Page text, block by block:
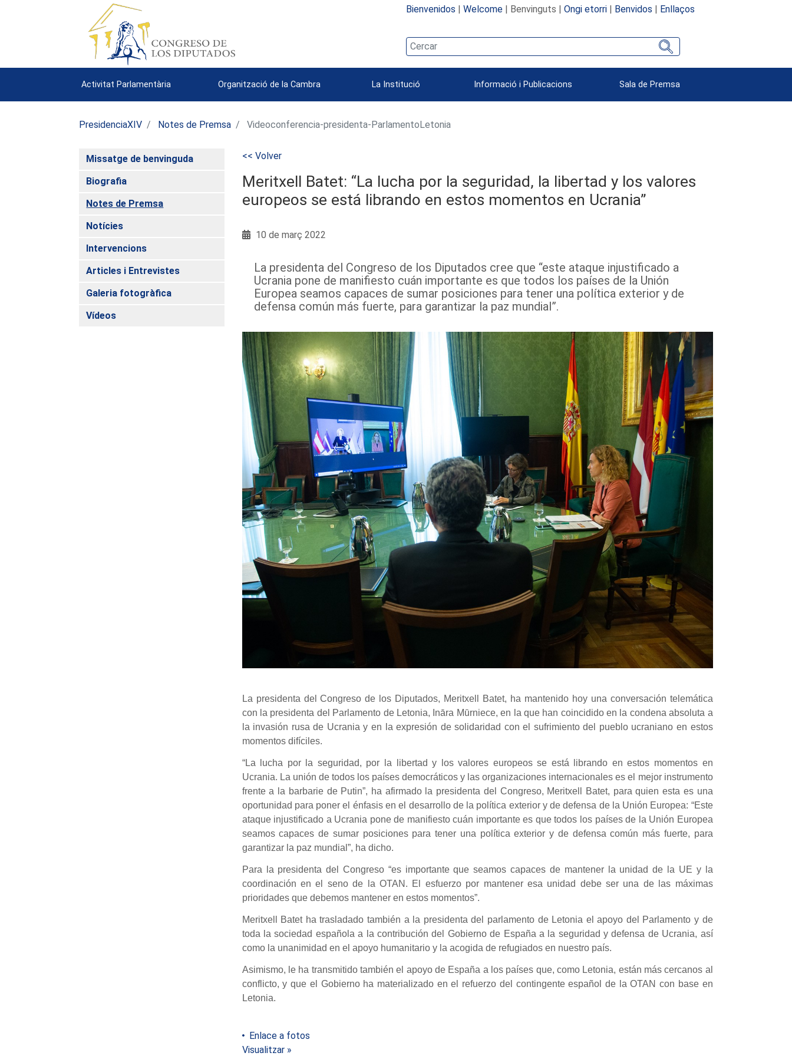
Bienvenidos | Welcome| Benvinguts | Ongi etorri| Benvidos | Enllaços
Activitat Parlamentària Organització de la Cambra La Institució Informació i Publicacions Sala de Premsa
PresidenciaXIV Notes de Premsa Videoconferencia-presidenta-ParlamentoLetonia
Missatge de benvinguda
Biografia
Notes de Premsa
Notícies
Intervencions
Articles i Entrevistes
Galeria fotogràfica
Vídeos
<< Volver
Meritxell Batet: “La lucha por la seguridad, la libertad y los valores
europeos se está librando en estos momentos en Ucrania”
10 de març 2022
La presidenta del Congreso de los Diputados cree que “este ataque injustificado a
Ucrania pone de manifiesto cuán importante es que todos los países de la Unión
Europea seamos capaces de sumar posiciones para tener una política exterior y de
defensa común más fuerte, para garantizar la paz mundial”.
La presidenta del Congreso de los Diputados, Meritxell Batet, ha mantenido hoy una conversación telemática
con la presidenta del Parlamento de Letonia, Ināra Mūrniece, en la que han coincidido en la condena absoluta a
la invasión rusa de Ucrania y en la expresión de solidaridad con el sufrimiento del pueblo ucraniano en estos
momentos difíciles.
“La lucha por la seguridad, por la libertad y los valores europeos se está librando en estos momentos en
Ucrania. La unión de todos los países democráticos y las organizaciones internacionales es el mejor instrumento
frente a la barbarie de Putin”, ha afirmado la presidenta del Congreso, Meritxell Batet, para quien esta es una
oportunidad para poner el énfasis en el desarrollo de la política exterior y de defensa de la Unión Europea: “Este
ataque injustificado a Ucrania pone de manifiesto cuán importante es que todos los países de la Unión Europea
seamos capaces de sumar posiciones para tener una política exterior y de defensa común más fuerte, para
garantizar la paz mundial”, ha dicho.
Para la presidenta del Congreso “es importante que seamos capaces de mantener la unidad de la UE y la
coordinación en el seno de la OTAN. El esfuerzo por mantener esa unidad debe ser una de las máximas
prioridades que debemos mantener en estos momentos”.
Meritxell Batet ha trasladado también a la presidenta del parlamento de Letonia el apoyo del Parlamento y de
toda la sociedad española a la contribución del Gobierno de España a la seguridad y defensa de Ucrania, así
como la unanimidad en el apoyo humanitario y la acogida de refugiados en nuestro país.
Asimismo, le ha transmitido también el apoyo de España a los países que, como Letonia, están más cercanos al
conflicto, y que el Gobierno ha materializado en el refuerzo del contingente español de la OTAN con base en
Letonia.
Enlace a fotos
Visualitzar »